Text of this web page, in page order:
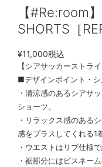
【#Re:room
SHORTS［
¥11,000税込
【シアサッカーストラ
■デザインポイント・シ
・清涼感のあるシアサ
ショーツ。
・リラックス感のある
感をプラスしてくれる1
・ウエストはリブ仕様
・裾部分にはピスネーム